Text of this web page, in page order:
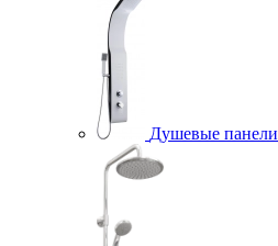
Душевые панели